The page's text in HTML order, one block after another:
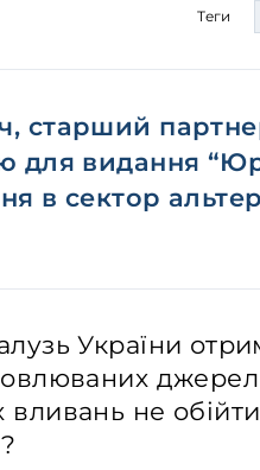
Теги
старший
для видання
в сектор
України
джерел
не